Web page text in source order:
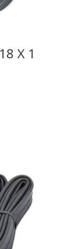
X 1